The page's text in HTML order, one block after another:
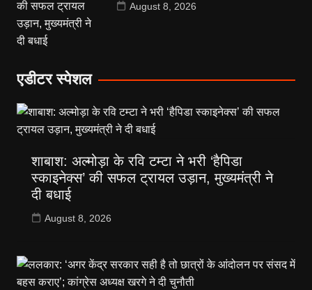
August 8, 2026
एडीटर स्पेशल
शाबाश: अल्मोड़ा के रवि टम्टा ने भरी ‘हैपिडा
स्काइनेक्स’ की सफल ट्रायल उड़ान, मुख्यमंत्री ने
दी बधाई
August 8, 2026